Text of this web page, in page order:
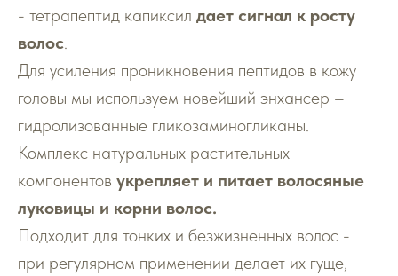
- тетрапептид капиксил дает сигнал к росту
волос.
Для усиления проникновения пептидов в кожу
головы мы используем новейший энхансер –
гидролизованные гликозаминогликаны.
Комплекс натуральных растительных
компонентов укрепляет и питает волосяные
луковицы и корни волос.
Подходит для тонких и безжизненных волос -
при регулярном применении делает их гуще,